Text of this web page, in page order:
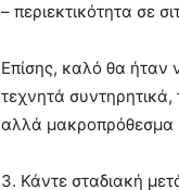
– περιεκτικότητα σε
Επίσης, καλό θα ήταν
τεχνητά συντηρητικά,
αλλά
3. Κάντε σταδιακή